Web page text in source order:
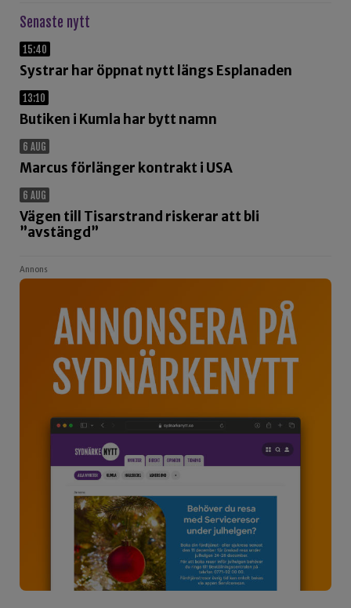
Senaste nytt
15:40
Systrar har öppnat nytt längs Esplanaden
13:10
Butiken i Kumla har bytt namn
6 AUG
Marcus förlänger kontrakt i USA
6 AUG
Vägen till Tisarstrand riskerar att bli
”avstängd”
Annons